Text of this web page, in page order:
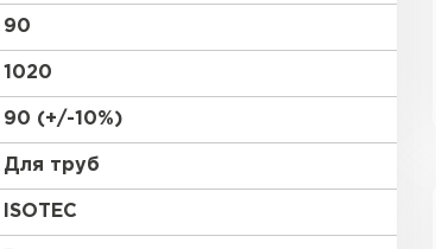
90
1020
90 (+/-10%)
Для труб
ISOTEC